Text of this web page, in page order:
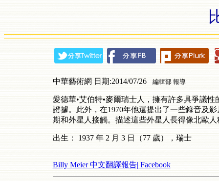
中華藝術網 日期:2014/07/26 編輯部 報導
愛德華•艾伯特•麥爾瑞士人，擁有許多具爭議性
證據。此外，在1970年他還提出了一些錄音及
期和外星人接觸。描述這些外星人長得像北歐人
出生： 1937 年2 月 3 日（77 歲），瑞士
Billy Meier 中文翻譯報告| Facebook